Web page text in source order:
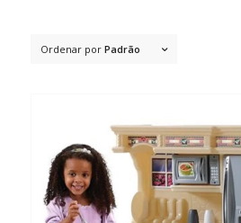
Ordenar por Padrão